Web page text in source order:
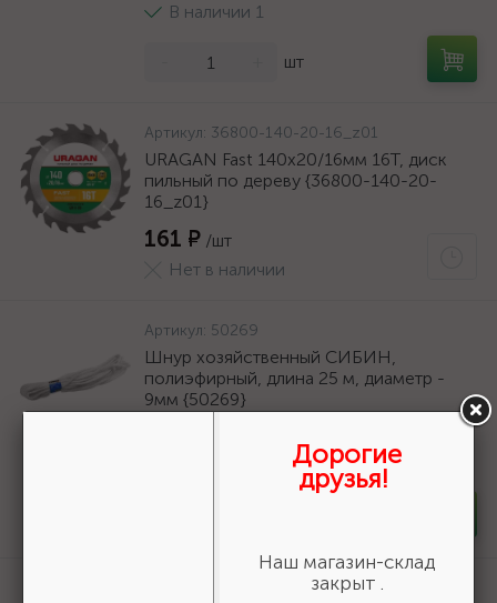
В наличии 1
шт
Артикул: 36800-140-20-16_z01
URAGAN Fast 140x20/16мм 16Т, диск
пильный по дереву {36800-140-20-
16_z01}
161 ₽ /шт
Нет в наличии
Артикул: 50269
Шнур хозяйственный СИБИН,
полиэфирный, длина 25 м, диаметр -
9мм {50269}
Дорогие
друзья!
Наш магазин-склад
закрыт .